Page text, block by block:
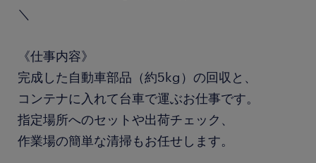
＼
《仕事内容》
完成した自動車部品（約5kg）の回収と、
コンテナに入れて台車で運ぶお仕事です。
指定場所へのセットや出荷チェック、
作業場の簡単な清掃もお任せします。